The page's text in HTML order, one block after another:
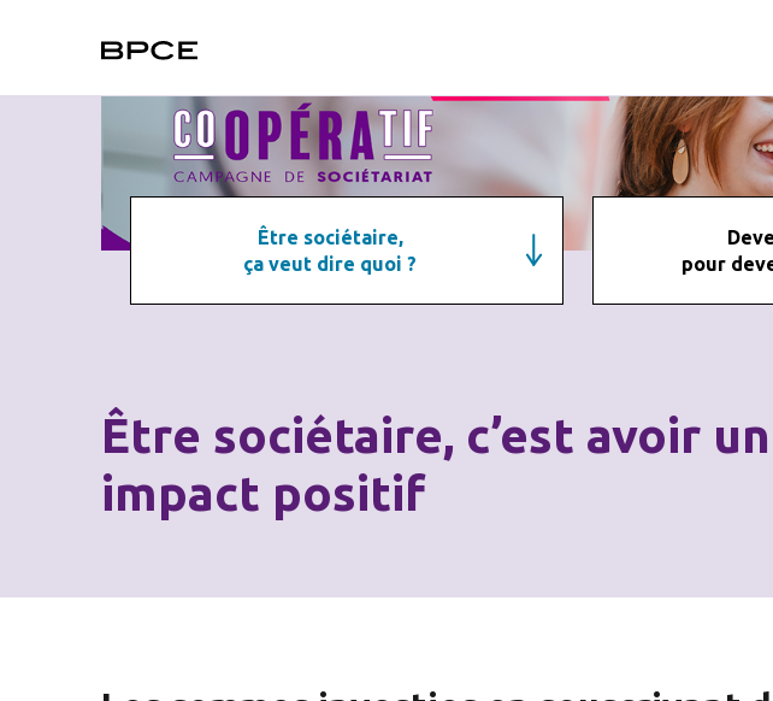
Être sociétaire,
ça veut dire quoi ?
pour
Être sociétaire, c’est avoir un
impact positif
sociétaire,
coopératif
positif
Devenir